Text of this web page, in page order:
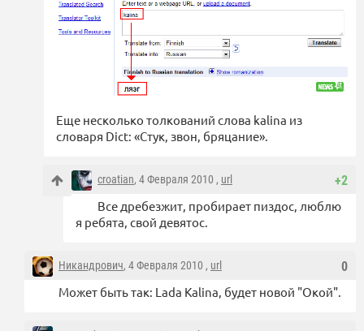
Еще несколько толкований слова kalina из
словаря Dict: «Стук, звон, бряцание».
+2
croatian, 4 Февраля 2010 , url
Все дребезжит, пробирает пиздос, люблю
я ребята, свой девятос.
0
Никандрович, 4 Февраля 2010 , url
Может быть так: Lada Kalina, будет новой "Окой".